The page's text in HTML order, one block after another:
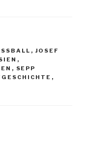
, JOSEF
,
, SEPP
,